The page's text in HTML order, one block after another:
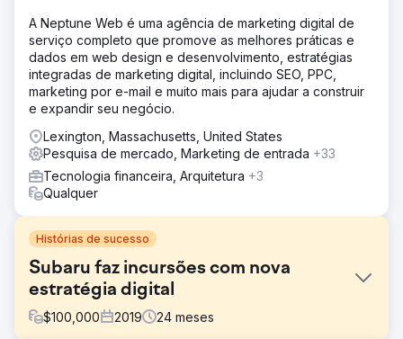
A Neptune Web é uma agência de marketing digital de
serviço completo que promove as melhores práticas e
dados em web design e desenvolvimento, estratégias
integradas de marketing digital, incluindo SEO, PPC,
marketing por e-mail e muito mais para ajudar a construir
e expandir seu negócio.
Lexington, Massachusetts, United States
Pesquisa de mercado, Marketing de entrada +33
Tecnologia financeira, Arquitetura +3
Qualquer
Histórias de sucesso
Subaru faz incursões com nova
estratégia digital
$100,000 2019 24 meses